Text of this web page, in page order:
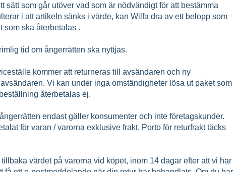
sätt som går utöver vad som är nödvändigt för att bestämma
i att artikeln sänks i värde, kan Wilfa dra av ett belopp som
som ska återbetalas .
tid om ångerrätten ska nyttjas.
kommer att returneras till avsändaren och ny
Vi kan under inga omständigheter lösa ut paket som
återbetalas ej.
endast gäller konsumenter och inte företagskunder.
för varan / varorna exklusive frakt. Porto för returfrakt täcks
värdet på varorna vid köpet, inom 14 dagar efter att vi har